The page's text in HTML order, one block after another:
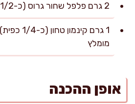
2 גרם פלפל שחור גרוס (כ-1/2 כפית)
1 גרם
מומלץ
אופן ההכנה